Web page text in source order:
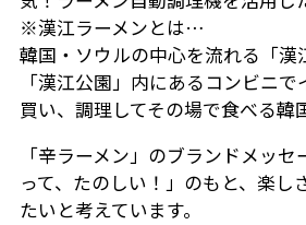
※漢江ラーメンとは…
韓国・ソウルの中心を流れる「漢
「漢江公園」内にあるコンビニ
買い、調理してその場で食べる韓
「辛ラーメン」のブランドメッ
って、たのしい！」のもと、楽し
たいと考えています。